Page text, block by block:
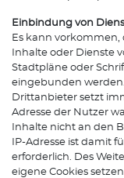
Einbindung von
Es kann vorkommen,
Inhalte oder Dienste
Stadtpläne oder
eingebunden
Drittanbieter setzt
Adresse der Nutzer
Inhalte nicht an den
IP-Adresse ist damit
erforderlich. Des
eigene Cookies